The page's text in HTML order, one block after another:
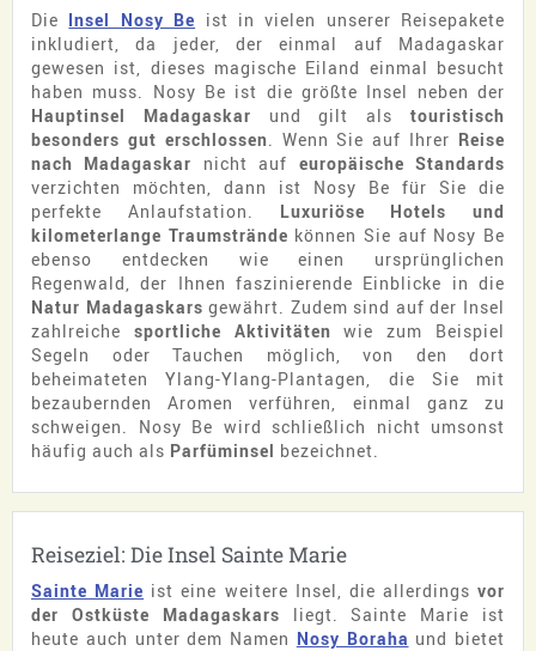
Die Insel Nosy Be ist in vielen unserer Reisepakete
inkludiert, da jeder, der einmal auf Madagaskar
gewesen ist, dieses magische Eiland einmal besucht
haben muss. Nosy Be ist die größte Insel neben der
Hauptinsel Madagaskar und gilt alstouristisch
besonders gut erschlossen. Wenn Sie auf Ihrer Reise
nach Madagaskar nicht auf europäische Standards
verzichten möchten, dann ist Nosy Be für Sie die
perfekte Anlaufstation. Luxuriöse Hotels und
kilometerlange Traumstrände können Sie auf Nosy Be
ebenso entdecken wie einen ursprünglichen
Regenwald, der Ihnen faszinierende Einblicke in die
Natur Madagaskars gewährt. Zudem sind auf der Insel
zahlreiche sportliche Aktivitäten wie zum Beispiel
Segeln oder Tauchen möglich, von den dort
beheimateten Ylang-Ylang-Plantagen, die Sie mit
bezaubernden Aromen verführen, einmal ganz zu
schweigen. Nosy Be wird schließlich nicht umsonst
häufig auch als Parfüminsel bezeichnet.
Reiseziel: Die Insel Sainte Marie
Sainte Marie ist eine weitere Insel, die allerdings vor
der Ostküste Madagaskars liegt. Sainte Marie ist
heute auch unter dem Namen Nosy Boraha und bietet